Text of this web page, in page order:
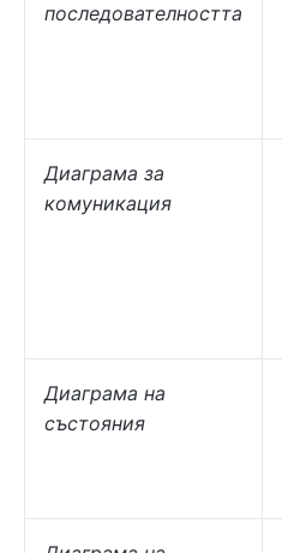
последователността
Диаграма за
комуникация
Диаграма на
състояния